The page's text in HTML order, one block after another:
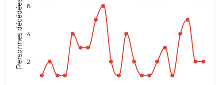
Personnes décédées 2
4
6